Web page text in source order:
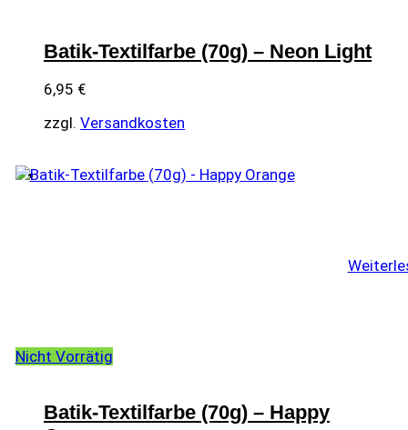
Batik-Textilfarbe (70g) – Neon Light
6,95 €
zzgl. Versandkosten
Nicht Vorrätig
Batik-Textilfarbe (70g) – Happy